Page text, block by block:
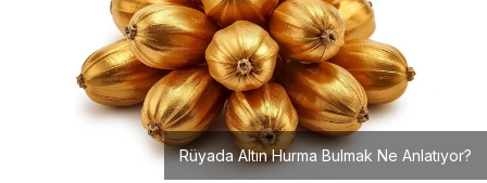
Rüyada Altın Hurma Bulmak Ne Anlatıyor?